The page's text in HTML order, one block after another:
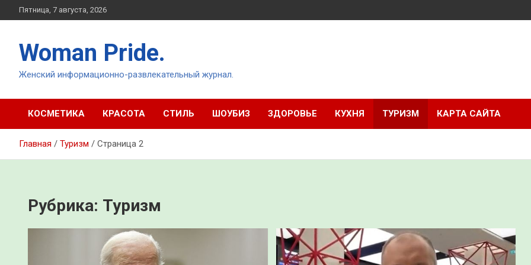
Перейти
к
Пятница, 7 августа, 2026
Woman Pride.
Женский информационно-развлекательный журнал.
КОСМЕТИКА КРАСОТА СТИЛЬ ШОУБИЗ ЗДОРОВЬЕ КУХНЯ ТУРИЗМ КАРТА САЙТА
Главная Туризм Страница 2
Рубрика: Туризм